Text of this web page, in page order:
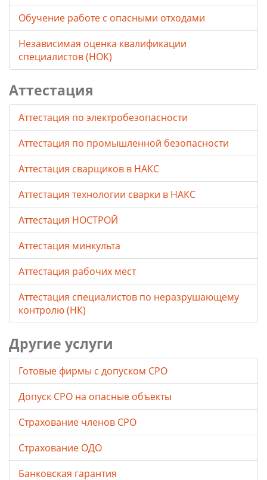
Обучение работе с опасными отходами
Независимая оценка квалификации
специалистов (НОК)
Аттестация
Аттестация по электробезопасности
Аттестация по промышленной безопасности
Аттестация сварщиков в НАКС
Аттестация технологии сварки в НАКС
Аттестация НОСТРОЙ
Аттестация минкульта
Аттестация рабочих мест
Аттестация специалистов по неразрушающему
контролю (НК)
Другие услуги
Готовые фирмы с допуском СРО
Допуск СРО на опасные объекты
Страхование членов СРО
Страхование ОДО
Банковская гарантия